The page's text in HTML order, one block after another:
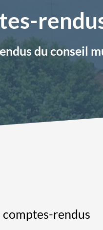
du conseil
comptes-rendus